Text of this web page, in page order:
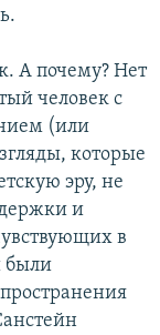
А почему? Нет
человек с
(или
которые
эру, не
и
в
были